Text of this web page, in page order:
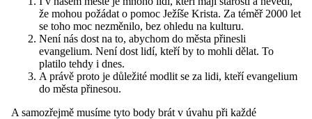
že mohou požádat o pomoc Ježíše Krista. Za téměř 2000 let
se toho moc nezměnilo, bez ohledu na kulturu.
Není nás dost na to, abychom do města přinesli
evangelium. Není dost lidí, kteří by to mohli dělat. To
platilo tehdy i dnes.
A právě proto je důležité modlit se za lidi, kteří evangelium
do města přinesou.
A samozřejmě musíme tyto body brát v úvahu při každé